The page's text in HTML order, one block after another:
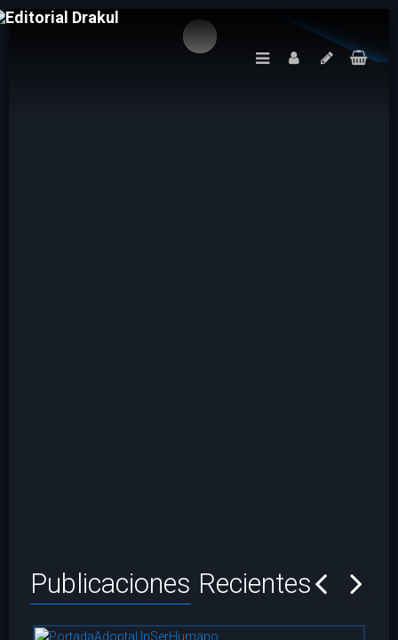
Publicaciones Recientes